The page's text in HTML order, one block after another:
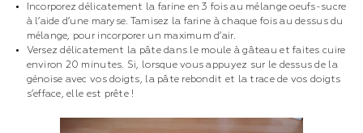
Incorporez délicatement la farine en 3 fois au mélange oeufs-sucre
à l’aide d’une maryse. Tamisez la farine à chaque fois au dessus du
mélange, pour incorporer un maximum d’air.
Versez délicatement la pâte dans le moule à gâteau et faites cuire
environ 20 minutes. Si, lorsque vous appuyez sur le dessus de la
génoise avec vos doigts, la pâte rebondit et la trace de vos doigts
s’efface, elle est prête !